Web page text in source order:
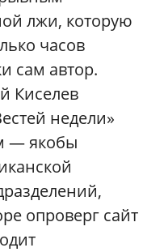
лжи, которую
часов
сам автор.
Киселев
недели»
— якобы
опроверг сайт